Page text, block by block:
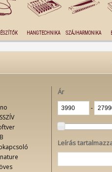
HANGTECHNIKA SZÁJHARMONIKA
Ár
‐
Leírás